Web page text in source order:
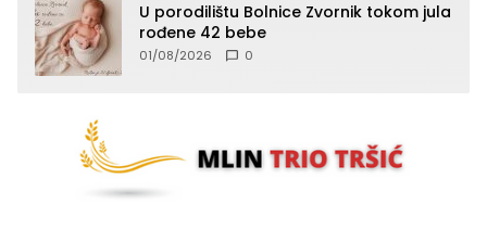
U porodilištu Bolnice Zvornik tokom jula
rođene 42 bebe
01/08/2026 0